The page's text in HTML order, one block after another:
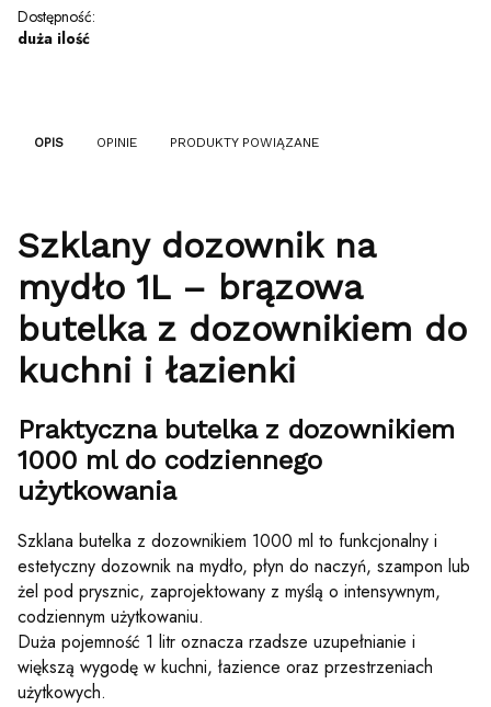
Dostępność:
duża ilość
OPIS OPINIE PRODUKTY POWIĄZANE
Szklany dozownik na
mydło 1L – brązowa
butelka z dozownikiem do
kuchni i łazienki
Praktyczna butelka z dozownikiem
1000 ml do codziennego
użytkowania
Szklana butelka z dozownikiem 1000 ml to funkcjonalny i
estetyczny dozownik na mydło, płyn do naczyń, szampon lub
żel pod prysznic, zaprojektowany z myślą o intensywnym,
codziennym użytkowaniu.
Duża pojemność 1 litr oznacza rzadsze uzupełnianie i
większą wygodę w kuchni, łazience oraz przestrzeniach
użytkowych.